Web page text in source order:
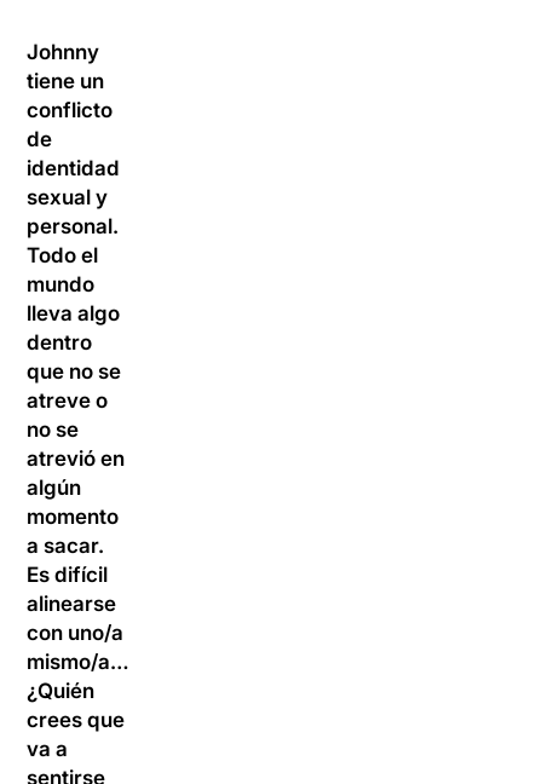
Johnny
tiene un
conflicto
de
identidad
sexual y
personal.
Todo el
mundo
lleva algo
dentro
que no se
atreve o
no se
atrevió en
algún
momento
a sacar.
Es difícil
alinearse
con uno/a
mismo/a…
¿Quién
crees que
va a
sentirse